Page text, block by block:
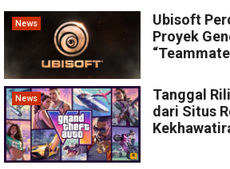
News
Ubisoft
Proyek
News
Tanggal
dari Situs